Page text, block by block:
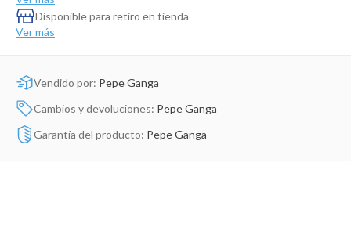
Disponible para retiro en tienda
Ver más
Vendido por: Pepe Ganga
Cambios y devoluciones: Pepe Ganga
Garantía del producto: Pepe Ganga